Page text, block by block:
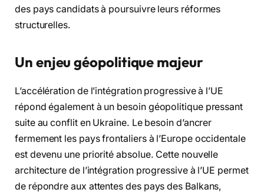
des pays candidats à poursuivre leurs réformes
structurelles.
Un enjeu géopolitique majeur
L’accélération de l’intégration progressive à l’UE
répond également à un besoin géopolitique pressant
suite au conflit en Ukraine. Le besoin d’ancrer
fermement les pays frontaliers à l’Europe occidentale
est devenu une priorité absolue. Cette nouvelle
architecture de l’intégration progressive à l’UE permet
de répondre aux attentes des pays des Balkans,